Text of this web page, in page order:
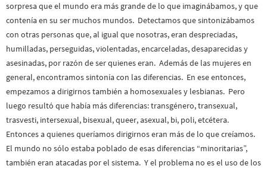
sorpresa que el mundo era más grande de lo que imaginábamos, y que
contenía en su ser muchos mundos. Detectamos que sintonizábamos
con otras personas que, al igual que nosotras, eran despreciadas,
humilladas, perseguidas, violentadas, encarceladas, desaparecidas y
asesinadas, por razón de ser quienes eran. Además de las mujeres en
general, encontramos sintonía con las diferencias. En ese entonces,
empezamos a dirigirnos también a homosexuales y lesbianas. Pero
luego resultó que había más diferencias: transgénero, transexual,
trasvesti, intersexual, bisexual, queer, asexual, bi, poli, etcétera.
Entonces a quienes queríamos dirigirnos eran más de lo que creíamos.
El mundo no sólo estaba poblado de esas diferencias “minoritarias”,
también eran atacadas por el sistema. Y el problema no es el uso de los